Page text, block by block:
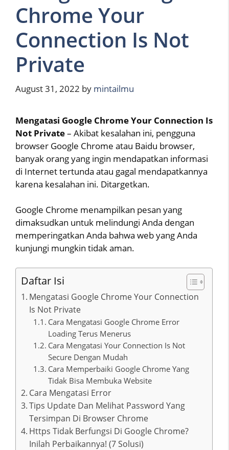
Chrome Your
Connection Is Not
Private
August 31, 2022 by mintailmu
Mengatasi Google Chrome Your Connection Is
Not Private– Akibat kesalahan ini, pengguna
browser Google Chrome atau Baidu browser,
banyak orang yang ingin mendapatkan informasi
di Internet tertunda atau gagal mendapatkannya
karena kesalahan ini. Ditargetkan.
Google Chrome menampilkan pesan yang
dimaksudkan untuk melindungi Anda dengan
memperingatkan Anda bahwa web yang Anda
kunjungi mungkin tidak aman.
Daftar Isi
Mengatasi Google Chrome Your Connection
Is Not Private
Cara Mengatasi Google Chrome Error
Loading Terus Menerus
Cara Mengatasi Your Connection Is Not
Secure Dengan Mudah
Cara Memperbaiki Google Chrome Yang
Tidak Bisa Membuka Website
Cara Mengatasi Error
Tips Update Dan Melihat Password Yang
Tersimpan Di Browser Chrome
Https Tidak Berfungsi Di Google Chrome?
Inilah Perbaikannya! (7 Solusi)